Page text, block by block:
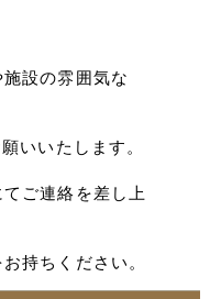
設の雰囲気な
いいたします。
ご連絡を差し上
持ちください。